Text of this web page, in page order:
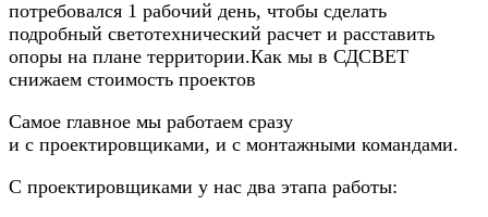
потребовался 1 рабочий день, чтобы сделать
подробный светотехнический расчет и расставить
опоры на плане территории.Как мы в СДСВЕТ
снижаем стоимость проектов
Самое главное мы работаем сразу
и с проектировщиками, и с монтажными командами.
С проектировщиками у нас два этапа работы: